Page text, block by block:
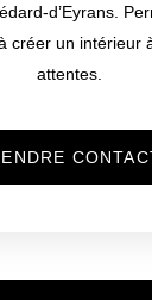
d’Eyrans .
créer un intérieur
attentes.